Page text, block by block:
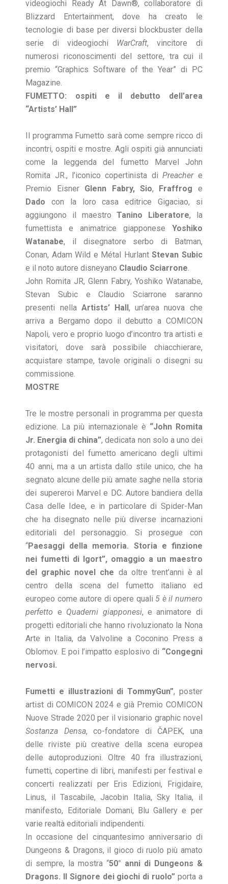
videogiochi Ready At Dawn®, collaboratore di
Blizzard Entertainment, dove ha creato le
tecnologie di base per diversi blockbuster della
serie di videogiochi WarCraft, vincitore di
numerosi riconoscimenti del settore, tra cui il
premio “Graphics Software of the Year” di PC
Magazine.
FUMETTO: ospiti e il debutto dell’area
“Artists’ Hall”
Il programma Fumetto sarà come sempre ricco di
incontri, ospiti e mostre. Agli ospiti già annunciati
come la leggenda del fumetto Marvel John
Romita JR., l’iconico copertinista diPreachere
Premio Eisner Glenn Fabry, Sio, Fraffrog e
Dadocon la loro casa editrice Gigaciao, si
aggiungono il maestro Tanino Liberatore, la
fumettista e animatrice giapponese Yoshiko
Watanabe, il disegnatore serbo di Batman,
Conan, Adam Wild e Métal HurlantStevan Subic
e il noto autore disneyano Claudio Sciarrone
John Romita JR, Glenn Fabry, Yoshiko Watanabe,
Stevan Subic e Claudio Sciarrone saranno
presenti nella Artists’ Hall, un’area nuova che
arriva a Bergamo dopo il debutto a COMICON
Napoli, vero e proprio luogo d’incontro tra artisti e
visitatori, dove sarà possibile chiacchierare,
acquistare stampe, tavole originali o disegni su
commissione.
MOSTRE
Tre le mostre personali in programma per questa
edizione. La più internazionale è “John Romita
Jr. Energia di china”, dedicata non solo a uno dei
protagonisti del fumetto americano degli ultimi
40 anni, ma a un artista dallo stile unico, che ha
segnato alcune delle più amate saghe nella storia
dei supereroi Marvel e DC. Autore bandiera della
Casa delle Idee, e in particolare di Spider-Man
che ha disegnato nelle più diverse incarnazioni
editoriali del personaggio. Si prosegue con
“Paesaggi della memoria. Storia e finzione
nei fumetti di Igort”, omaggio a un maestro
del graphic novel che da oltre trent’anni è al
centro della scena del fumetto italiano ed
europeo come autore di opere quali 5 è il numero
perfetto e Quaderni giapponesi, e animatore di
progetti editoriali che hanno rivoluzionato la Nona
Arte in Italia, da Valvoline a Coconino Press a
Oblomov. E poi l’impatto esplosivo di “Congegni
nervosi.
Fumetti e illustrazioni di TommyGun”, poster
artist di COMICON 2024 e già Premio COMICON
Nuove Strade 2020 per il visionario graphic novel
Sostanza Densa, co-fondatore di ČAPEK, una
delle riviste più creative della scena europea
delle autoproduzioni. Oltre 40 fra illustrazioni,
fumetti, copertine di libri, manifesti per festival e
concerti realizzati per Eris Edizioni, Frigidaire,
Linus, il Tascabile, Jacobin Italia, Sky Italia, il
manifesto, Editoriale Domani, Blu Gallery e per
varie realtà editoriali indipendenti.
In occasione del cinquantesimo anniversario di
Dungeons & Dragons, il gioco di ruolo più amato
di sempre, la mostra “50° anni di Dungeons &
Dragons. Il Signore dei giochi di ruolo” porta a